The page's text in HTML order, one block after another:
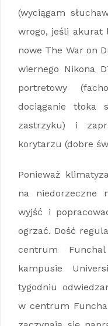
(wyciągam
wrogo, jeśli akurat
nowe The War on
wiernego Nikona
portretowy
dociąganie tłoka
zastrzyku) i
korytarzu (dobre
Ponieważ
na niedorzeczne
wyjść i
ogrzać. Dość
centrum
kampusie
tygodniu
w centrum